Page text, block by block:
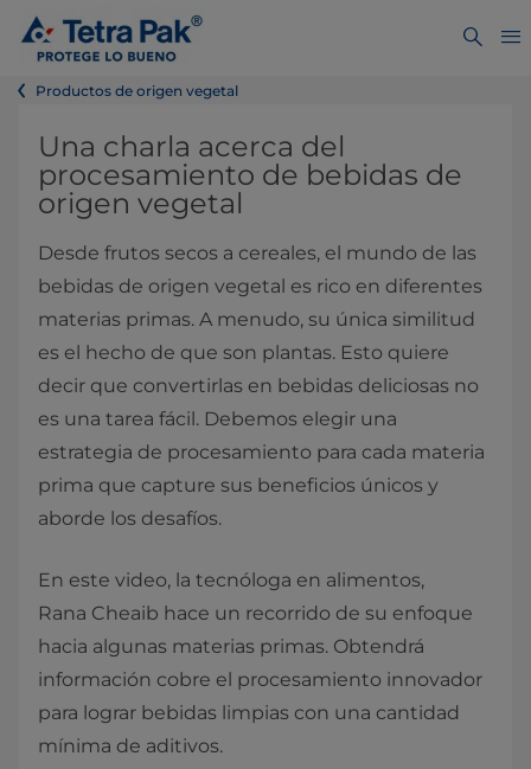
Productos de origen vegetal
Una charla acerca del
procesamiento de bebidas de
origen vegetal
Desde frutos secos a cereales, el mundo de las
bebidas de origen vegetal es rico en diferentes
materias primas. A menudo, su única similitud
es el hecho de que son plantas. Esto quiere
decir que convertirlas en bebidas deliciosas no
es una tarea fácil. Debemos elegir una
estrategia de procesamiento para cada materia
prima que capture sus beneficios únicos y
aborde los desafíos.
En este video, la tecnóloga en alimentos,
Rana Cheaib hace un recorrido de su enfoque
hacia algunas materias primas. Obtendrá
información cobre el procesamiento innovador
para lograr bebidas limpias con una cantidad
mínima de aditivos.